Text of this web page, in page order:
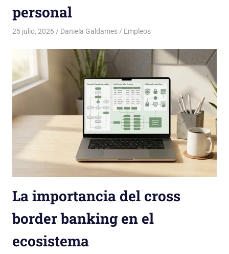
personal
25 julio, 2026 Daniela Galdames Empleos
La importancia del cross
border banking en el
ecosistema